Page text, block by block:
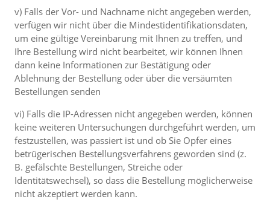
v) Falls der Vor- und Nachname nicht angegeben werden,
verfügen wir nicht über die Mindestidentifikationsdaten,
um eine gültige Vereinbarung mit Ihnen zu treffen, und
Ihre Bestellung wird nicht bearbeitet, wir können Ihnen
dann keine Informationen zur Bestätigung oder
Ablehnung der Bestellung oder über die versäumten
Bestellungen senden
vi) Falls die IP-Adressen nicht angegeben werden, können
keine weiteren Untersuchungen durchgeführt werden, um
festzustellen, was passiert ist und ob Sie Opfer eines
betrügerischen Bestellungsverfahrens geworden sind (z.
B. gefälschte Bestellungen, Streiche oder
Identitätswechsel), so dass die Bestellung möglicherweise
nicht akzeptiert werden kann.